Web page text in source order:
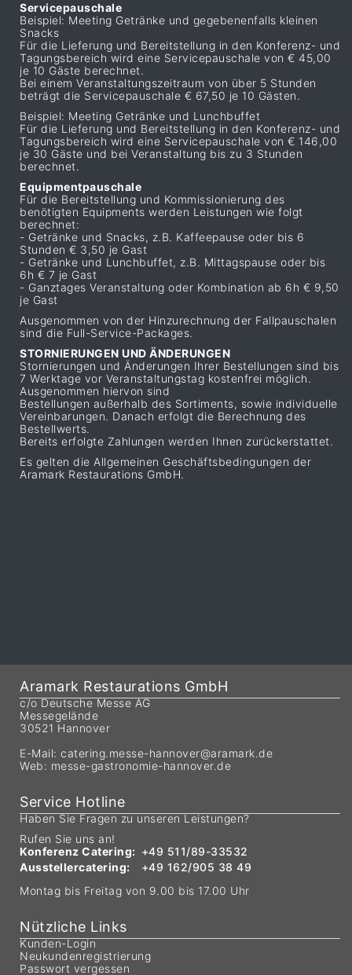
Servicepauschale
Beispiel: Meeting Getränke und gegebenenfalls kleinen
Snacks
Für die Lieferung und Bereitstellung in den Konferenz- und
Tagungsbereich wird eine Servicepauschale von € 45,00
je 10 Gäste berechnet.
Bei einem Veranstaltungszeitraum von über 5 Stunden
beträgt die Servicepauschale € 67,50 je 10 Gästen.
Beispiel: Meeting Getränke und Lunchbuffet
Für die Lieferung und Bereitstellung in den Konferenz- und
Tagungsbereich wird eine Servicepauschale von € 146,00
je 30 Gäste und bei Veranstaltung bis zu 3 Stunden
berechnet.
Equipmentpauschale
Für die Bereitstellung und Kommissionierung des
benötigten Equipments werden Leistungen wie folgt
berechnet:
- Getränke und Snacks, z.B. Kaffeepause oder bis 6
Stunden € 3,50 je Gast
- Getränke und Lunchbuffet, z.B. Mittagspause oder bis
6h € 7 je Gast
- Ganztages Veranstaltung oder Kombination ab 6h € 9,50
je Gast
Ausgenommen von der Hinzurechnung der Fallpauschalen
sind die Full-Service-Packages.
STORNIERUNGEN UND ÄNDERUNGEN
Stornierungen und Änderungen Ihrer Bestellungen sind bis
7 Werktage vor Veranstaltungstag kostenfrei möglich.
Ausgenommen hiervon sind
Bestellungen außerhalb des Sortiments, sowie individuelle
Vereinbarungen. Danach erfolgt die Berechnung des
Bestellwerts.
Bereits erfolgte Zahlungen werden Ihnen zurückerstattet.
Es gelten die Allgemeinen Geschäftsbedingungen der
Aramark Restaurations GmbH.
Aramark Restaurations GmbH
c/o Deutsche Messe AG
Messegelände
30521 Hannover
E-Mail: catering.messe-hannover@aramark.de
Web: messe-gastronomie-hannover.de
Service Hotline
Haben Sie Fragen zu unseren Leistungen?
Rufen Sie uns an!
Konferenz Catering: +49 511/89-33532
Ausstellercatering:
+49 162/905 38 49
Montag bis Freitag von 9.00 bis 17.00 Uhr
Nützliche Links
Kunden-Login
Neukundenregistrierung
Passwort vergessen